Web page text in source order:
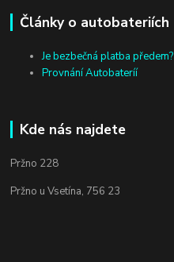
Články o autobateriích
Je bezbečná platba předem?
Provnání Autobateríí
Kde nás najdete
Pržno 228
Pržno u Vsetína, 756 23